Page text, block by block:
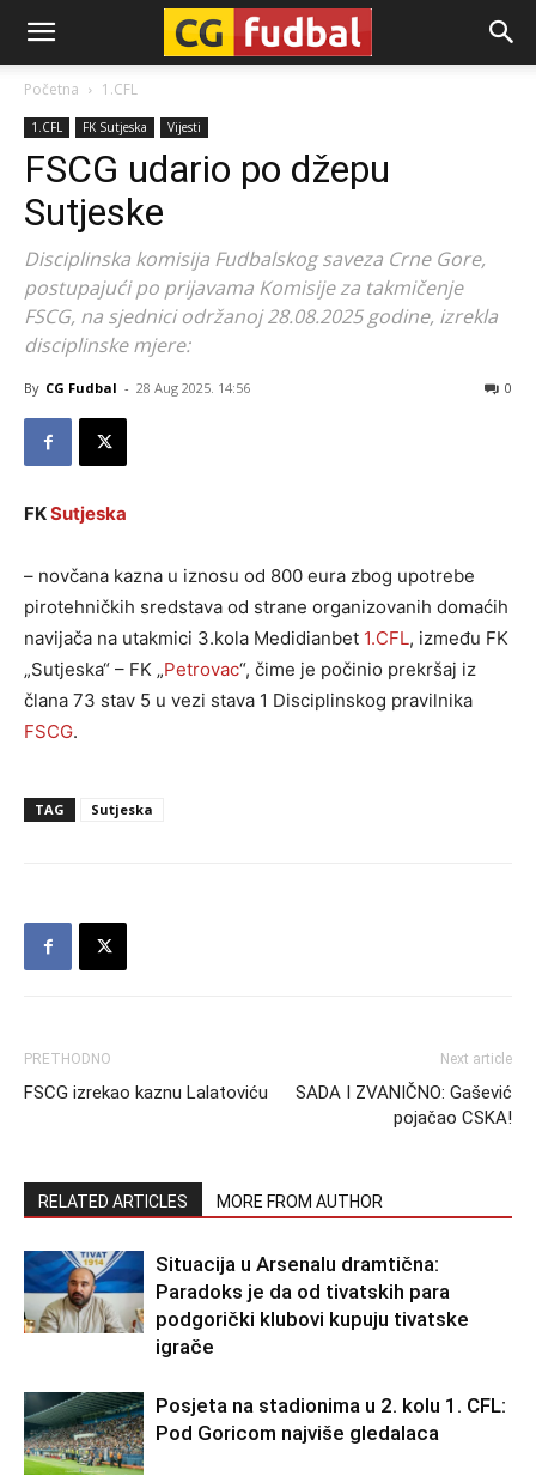
CG-
Fudbal
Početna 1.CFL
1.CFL FK Sutjeska Vijesti
FSCG udario po džepu
Sutjeske
Disciplinska komisija Fudbalskog saveza Crne Gore,
postupajući po prijavama Komisije za takmičenje
FSCG, na sjednici održanoj 28.08.2025 godine, izrekla
disciplinske mjere:
By CG Fudbal - 28 Aug 2025. 14:56 0
FKSutjeska
– novčana kazna u iznosu od 800 eura zbog upotrebe
pirotehničkih sredstava od strane organizovanih domaćih
navijača na utakmici 3.kola Medidianbet 1.CFL, između FK
„Sutjeska“ – FK „Petrovac“, čime je počinio prekršaj iz
člana 73 stav 5 u vezi stava 1 Disciplinskog pravilnika
FSCG.
TAG Sutjeska
PRETHODNO
FSCG izrekao kaznu Lalatoviću
Next article
SADA I ZVANIČNO: Gašević
pojačao CSKA!
RELATED ARTICLES MORE FROM AUTHOR
Situacija u Arsenalu dramtična:
Paradoks je da od tivatskih para
podgorički klubovi kupuju tivatske
igrače
Posjeta na stadionima u 2. kolu 1. CFL:
Pod Goricom najviše gledalaca